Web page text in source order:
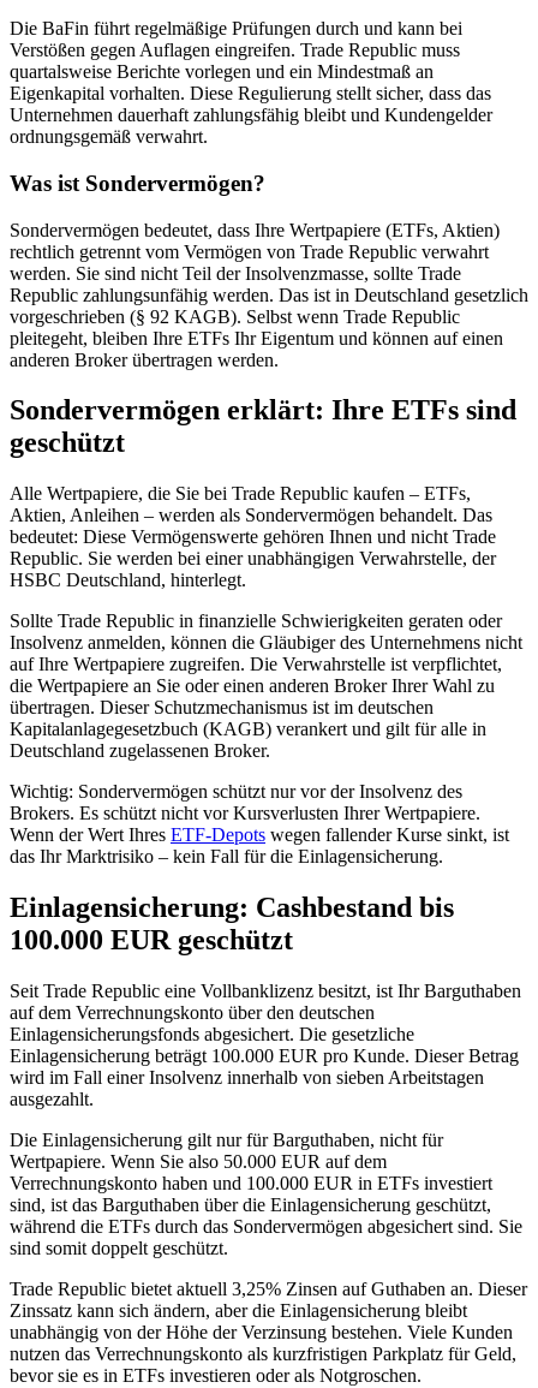
Die BaFin führt regelmäßige Prüfungen durch und kann bei
Verstößen gegen Auflagen eingreifen. Trade Republic muss
quartalsweise Berichte vorlegen und ein Mindestmaß an
Eigenkapital vorhalten. Diese Regulierung stellt sicher, dass das
Unternehmen dauerhaft zahlungsfähig bleibt und Kundengelder
ordnungsgemäß verwahrt.
Was ist Sondervermögen?
Sondervermögen bedeutet, dass Ihre Wertpapiere (ETFs, Aktien)
rechtlich getrennt vom Vermögen von Trade Republic verwahrt
werden. Sie sind nicht Teil der Insolvenzmasse, sollte Trade
Republic zahlungsunfähig werden. Das ist in Deutschland gesetzlich
vorgeschrieben (§ 92 KAGB). Selbst wenn Trade Republic
pleitegeht, bleiben Ihre ETFs Ihr Eigentum und können auf einen
anderen Broker übertragen werden.
Sondervermögen erklärt: Ihre ETFs sind
geschützt
Alle Wertpapiere, die Sie bei Trade Republic kaufen – ETFs,
Aktien, Anleihen – werden als Sondervermögen behandelt. Das
bedeutet: Diese Vermögenswerte gehören Ihnen und nicht Trade
Republic. Sie werden bei einer unabhängigen Verwahrstelle, der
HSBC Deutschland, hinterlegt.
Sollte Trade Republic in finanzielle Schwierigkeiten geraten oder
Insolvenz anmelden, können die Gläubiger des Unternehmens nicht
auf Ihre Wertpapiere zugreifen. Die Verwahrstelle ist verpflichtet,
die Wertpapiere an Sie oder einen anderen Broker Ihrer Wahl zu
übertragen. Dieser Schutzmechanismus ist im deutschen
Kapitalanlagegesetzbuch (KAGB) verankert und gilt für alle in
Deutschland zugelassenen Broker.
Wichtig: Sondervermögen schützt nur vor der Insolvenz des
Brokers. Es schützt nicht vor Kursverlusten Ihrer Wertpapiere.
Wenn der Wert Ihres ETF-Depots wegen fallender Kurse sinkt, ist
das Ihr Marktrisiko – kein Fall für die Einlagensicherung.
Einlagensicherung: Cashbestand bis
100.000 EUR geschützt
Seit Trade Republic eine Vollbanklizenz besitzt, ist Ihr Barguthaben
auf dem Verrechnungskonto über den deutschen
Einlagensicherungsfonds abgesichert. Die gesetzliche
Einlagensicherung beträgt 100.000 EUR pro Kunde. Dieser Betrag
wird im Fall einer Insolvenz innerhalb von sieben Arbeitstagen
ausgezahlt.
Die Einlagensicherung gilt nur für Barguthaben, nicht für
Wertpapiere. Wenn Sie also 50.000 EUR auf dem
Verrechnungskonto haben und 100.000 EUR in ETFs investiert
sind, ist das Barguthaben über die Einlagensicherung geschützt,
während die ETFs durch das Sondervermögen abgesichert sind. Sie
sind somit doppelt geschützt.
Trade Republic bietet aktuell 3,25% Zinsen auf Guthaben an. Dieser
Zinssatz kann sich ändern, aber die Einlagensicherung bleibt
unabhängig von der Höhe der Verzinsung bestehen. Viele Kunden
nutzen das Verrechnungskonto als kurzfristigen Parkplatz für Geld,
bevor sie es in ETFs investieren oder als Notgroschen.